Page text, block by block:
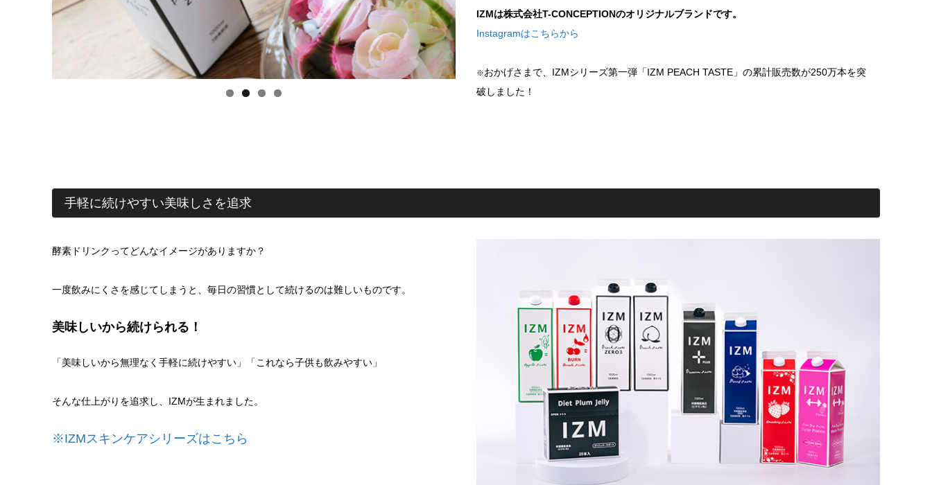
IZMは株式会社T-CONCEPTIONのオリジナルブランドです。
Instagramはこちらから
※おかげさまで、IZMシリーズ第一弾「IZM PEACH TASTE」の累計販売数が250万本を突
破しました！
手軽に続けやすい美味しさを追求
酵素ドリンクってどんなイメージがありますか？
一度飲みにくさを感じてしまうと、毎日の習慣として続けるのは難しいものです。
美味しいから続けられる！
「美味しいから無理なく手軽に続けやすい」「これなら子供も飲みやすい」
そんな仕上がりを追求し、IZMが生まれました。
※IZMスキンケアシリーズはこちら